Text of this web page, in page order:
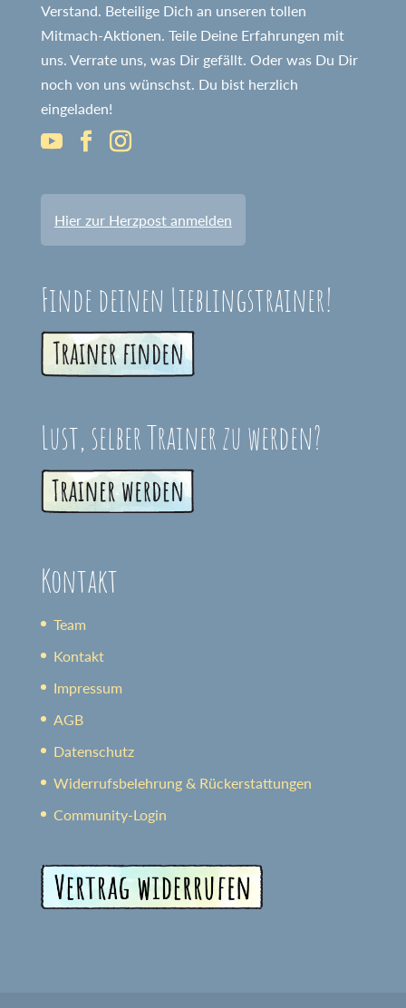
Verstand. Beteilige Dich an unseren tollen
Mitmach-Aktionen. Teile Deine Erfahrungen mit
uns. Verrate uns, was Dir gefällt. Oder was Du Dir
noch von uns wünschst. Du bist herzlich
eingeladen!
Hier zur Herzpost anmelden
Finde deinen Lieblingstrainer!
Lust, selber Trainer zu werden?
Kontakt
Team
Kontakt
Impressum
AGB
Datenschutz
Widerrufsbelehrung & Rückerstattungen
Community-Login